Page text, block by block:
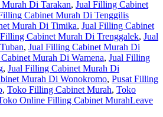
Di Tarakan, Jual Filling Cabinet
Cabinet Murah Di Tenggilis
Murah Di Timika, Jual Filling Cabinet
Cabinet Murah Di Trenggalek, Jual
, Jual Filling Cabinet Murah Di
Murah Di Wamena, Jual Filling
, Jual Filling Cabinet Murah Di
Murah Di Wonokromo, Pusat Filling
, Toko Filling Cabinet Murah, Toko
Online Filling Cabinet MurahLeave